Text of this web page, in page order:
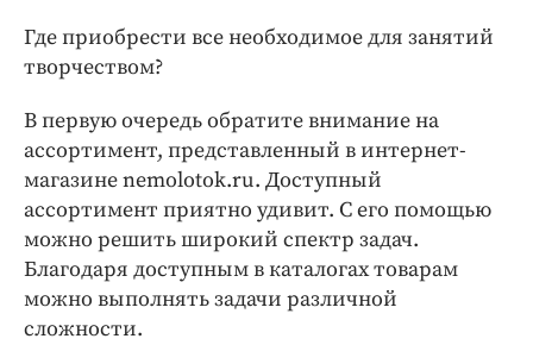
Где приобрести все необходимое для занятий
творчеством?
В первую очередь обратите внимание на
ассортимент, представленный в интернет-
магазине nemolotok.ru. Доступный
ассортимент приятно удивит. С его помощью
можно решить широкий спектр задач.
Благодаря доступным в каталогах товарам
можно выполнять задачи различной
сложности.